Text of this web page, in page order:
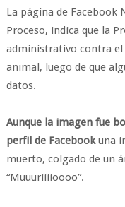
La página de Facebook
Proceso, indica que la
administrativo contra el
animal, luego de que
datos.
Aunque la imagen fue
perfil de Facebookuna
muerto, colgado de un
“Muuuriiiioooo”.